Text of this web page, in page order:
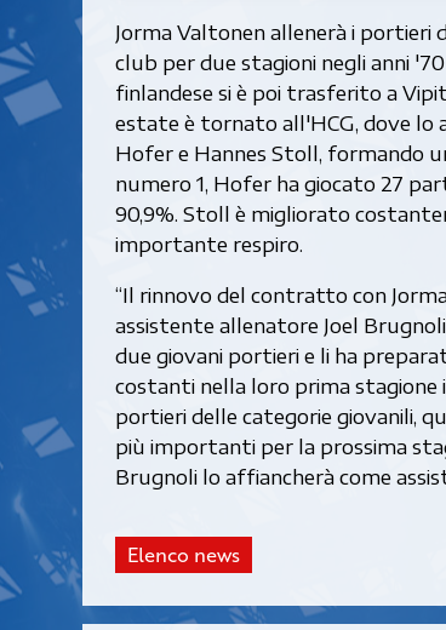
Jorma Valtonen allenerà i portieri
club per due stagioni negli anni
finlandese si è poi trasferito a
estate è tornato all'HCG, dove lo
Hofer e Hannes Stoll, formando
numero 1, Hofer ha giocato 27
90,9%. Stoll è migliorato
importante respiro.
“Il rinnovo del contratto con
assistente allenatore Joel
due giovani portieri e li ha
costanti nella loro prima stagione
portieri delle categorie giovanili,
più importanti per la prossima
Brugnoli lo affiancherà come
Elenco news